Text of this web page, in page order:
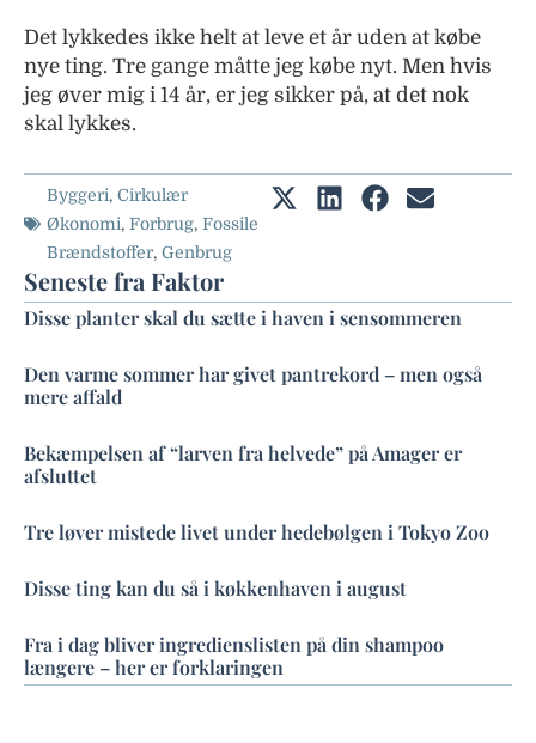
Det lykkedes ikke helt at leve et år uden at købe
nye ting. Tre gange måtte jeg købe nyt. Men hvis
jeg øver mig i 14 år, er jeg sikker på, at det nok
skal lykkes.
Byggeri, Cirkulær
Økonomi, Forbrug, Fossile
Brændstoffer, Genbrug
Seneste fra Faktor
Disse planter skal du sætte i haven i sensommeren
Den varme sommer har givet pantrekord – men også
mere affald
Bekæmpelsen af “larven fra helvede” på Amager er
afsluttet
Tre løver mistede livet under hedebølgen i Tokyo Zoo
Disse ting kan du så i køkkenhaven i august
Fra i dag bliver ingredienslisten på din shampoo
længere – her er forklaringen